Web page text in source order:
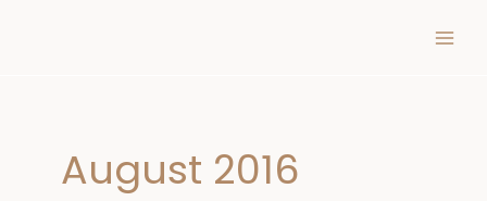
August 2016